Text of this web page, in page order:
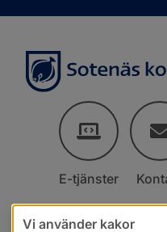
E-tjänster
Vi använder kakor